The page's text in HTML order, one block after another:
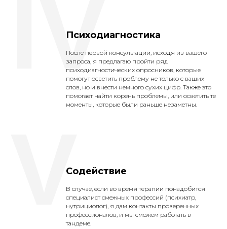
Психодиагностика
После первой консультации, исходя из вашего
запроса, я предлагаю пройти ряд
психодиагностических опросников, которые
помогут осветить проблему не только с ваших
слов, но и внести немного сухих цифр. Также это
помогает найти корень проблемы, или осветить те
моменты, которые были раньше незаметны.
IV
Содействие
В случае, если во время терапии понадобится
специалист смежных профессий (психиатр,
нутрициолог), я дам контакты проверенных
профессионалов, и мы сможем работать в
тандеме.
V